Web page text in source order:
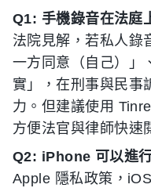
Q1: 手機錄音在法庭
法院見解，若私人錄
一方同意（自己）」
實」，在刑事與民事
力。但建議使用
方便法官與律師快速
Q2: iPhone 可以進
Apple 隱私政策，